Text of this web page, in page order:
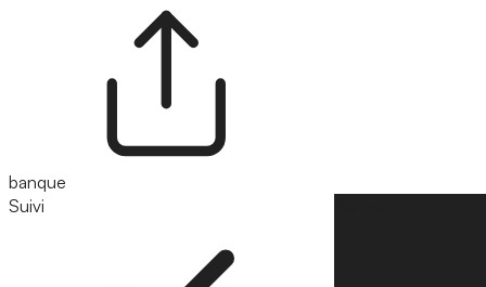
banque
Suivi